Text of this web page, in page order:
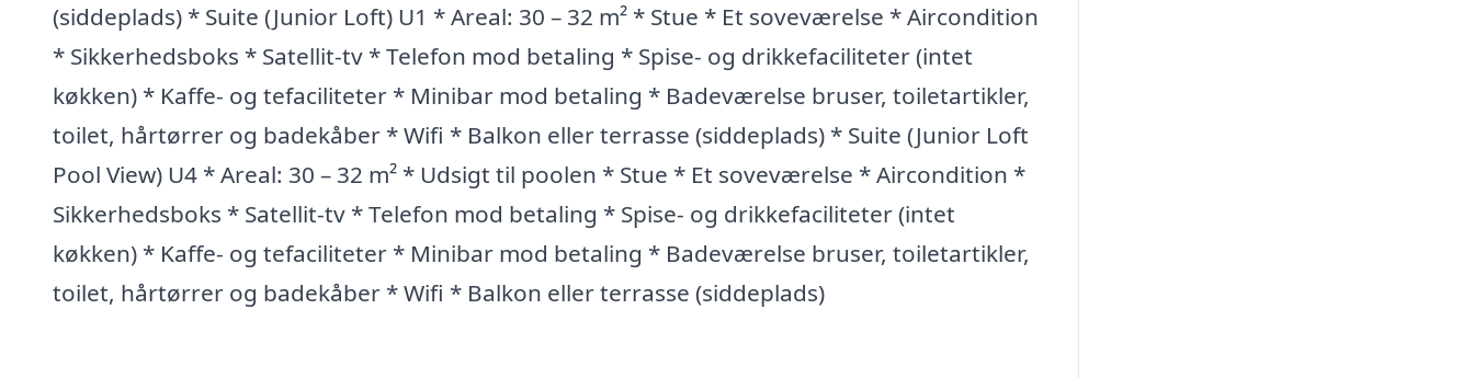
(siddeplads) * Suite (Junior Loft) U1 * Areal: 30 – 32 m² * Stue * Et soveværelse * Aircondition
* Sikkerhedsboks * Satellit-tv * Telefon mod betaling * Spise- og drikkefaciliteter (intet
køkken) * Kaffe- og tefaciliteter * Minibar mod betaling * Badeværelse bruser, toiletartikler,
toilet, hårtørrer og badekåber * Wifi * Balkon eller terrasse (siddeplads) * Suite (Junior Loft
Pool View) U4 * Areal: 30 – 32 m² * Udsigt til poolen * Stue * Et soveværelse * Aircondition *
Sikkerhedsboks * Satellit-tv * Telefon mod betaling * Spise- og drikkefaciliteter (intet
køkken) * Kaffe- og tefaciliteter * Minibar mod betaling * Badeværelse bruser, toiletartikler,
toilet, hårtørrer og badekåber * Wifi * Balkon eller terrasse (siddeplads)